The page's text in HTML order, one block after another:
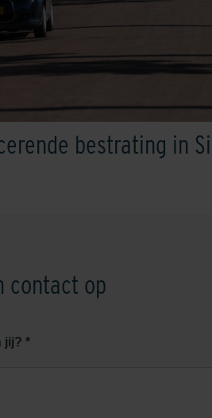
bestrating in
contact op
jij? *